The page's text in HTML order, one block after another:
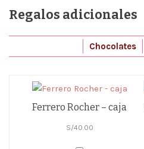
Regalos adicionales
Chocolates
Ferrero Rocher – caja
S/40.00